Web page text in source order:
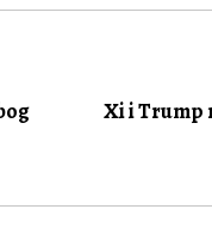
Xi i Trump